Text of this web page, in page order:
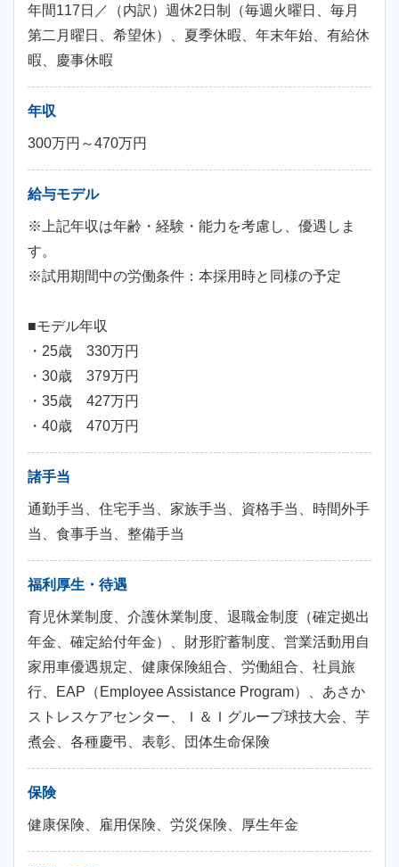
年間117日／（内訳）週休2日制（毎週火曜日、毎月
第二月曜日、希望休）、夏季休暇、年末年始、有給休
暇、慶事休暇
年収
300万円～470万円
給与モデル
※上記年収は年齢・経験・能力を考慮し、優遇しま
す。
※試用期間中の労働条件：本採用時と同様の予定
■モデル年収
・25歳 330万円
・30歳 379万円
・35歳 427万円
・40歳 470万円
諸手当
通勤手当、住宅手当、家族手当、資格手当、時間外手
当、食事手当、整備手当
福利厚生・待遇
育児休業制度、介護休業制度、退職金制度（確定拠出
年金、確定給付年金）、財形貯蓄制度、営業活動用自
家用車優遇規定、健康保険組合、労働組合、社員旅
行、EAP（Employee Assistance Program）、あさか
ストレスケアセンター、Ｉ＆Ｉグループ球技大会、芋
煮会、各種慶弔、表彰、団体生命保険
保険
健康保険、雇用保険、労災保険、厚生年金